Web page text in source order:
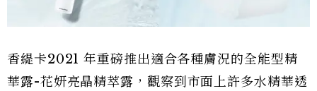
香緹卡2021 年重磅推出適合各種膚況的全能型精
華露-花妍亮晶精萃露，觀察到市面上許多水精華透